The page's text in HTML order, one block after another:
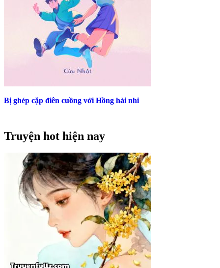
Bị ghép cặp điên cuồng với Hồng hài nhi
Truyện hot hiện nay